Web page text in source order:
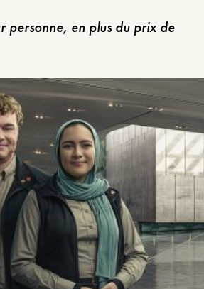
personne, en plus du prix de